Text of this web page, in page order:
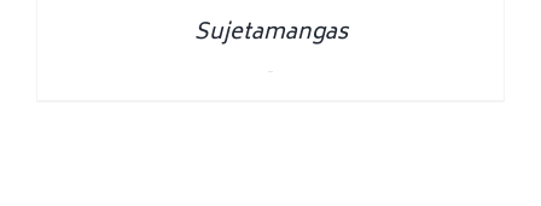
Sujetamangas